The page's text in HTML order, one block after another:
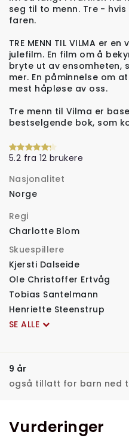
seg til to menn. Tre -
faren.
TRE MENN TIL VILMA er
julefilm. En film om å
bryte ut av ensomheten,
mer. En påminnelse om
mest håpløse av oss.
Tre menn til Vilma er
bestselgende bok, som
5.2 fra 12 brukere
Nasjonalitet
Norge
Regi
Charlotte Blom
Skuespillere
Kjersti Dalseide
Ole Christoffer Ertvåg
Tobias Santelmann
Henriette Steenstrup
SE ALLE
9 år
også tillatt for barn ned
Vurderinger